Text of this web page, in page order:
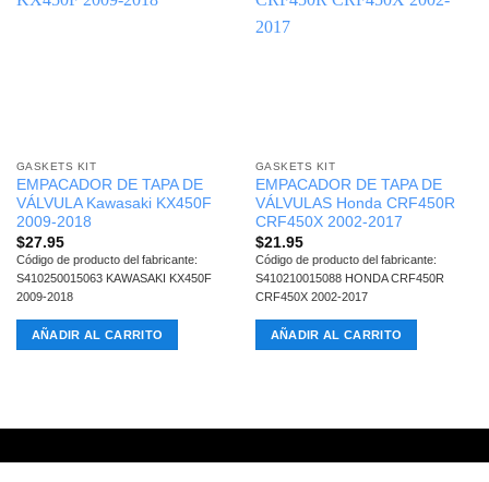
GASKETS KIT
EMPACADOR DE TAPA DE
VÁLVULA Kawasaki KX450F
2009-2018
$27.95
Código de producto del fabricante:
S410250015063 KAWASAKI KX450F
2009-2018
AÑADIR AL CARRITO
GASKETS KIT
EMPACADOR DE TAPA DE
VÁLVULAS Honda CRF450R
CRF450X 2002-2017
$21.95
Código de producto del fabricante:
S410210015088 HONDA CRF450R
CRF450X 2002-2017
AÑADIR AL CARRITO